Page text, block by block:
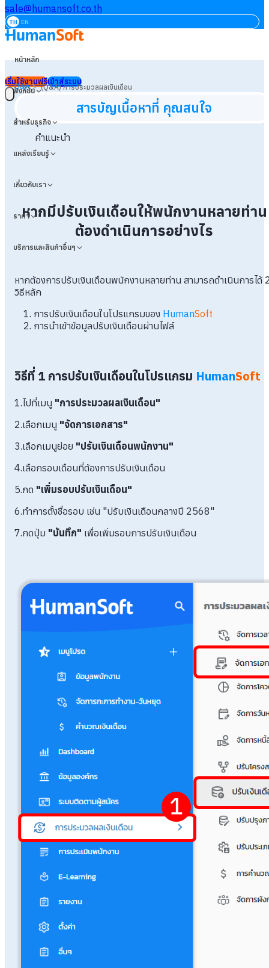
sale@humansoft.co.th
TH EN
หน้าหลัก
ฟังก์ชัน
สำหรับธุรกิจ
แหล่งเรียนรู้
เกี่ยวกับเรา
ราคา
บริการและสินค้าอื่นๆ
เริ่มใช้งานฟรีเข้าสู่ระบบ
Q&A>(Q&A) การประมวลผลเงินเดือน
สารบัญเนื้อหาที่ คุณสนใจ
คำแนะนำ
หากมีปรับเงินเดือนให้พนักงานหลายท่าน
ต้องดำเนินการอย่างไร
หากต้องการปรับเงินเดือนพนักงานหลายท่าน สามารถดำเนินการได้
วิธีหลัก
การปรับเงินเดือนในโปรแกรมของ HumanSoft
การนำเข้าข้อมูลปรับเงินเดือนผ่านไฟล์
วิธีที่ 1 การปรับเงินเดือนในโปรแกรม HumanSoft
1.ไปที่เมนู "การประมวลผลเงินเดือน"
2.เลือกเมนู "จัดการเอกสาร"
3.เลือกเมนูย่อย "ปรับเงินเดือนพนักงาน"
4.เลือกรอบเดือนที่ต้องการปรับเงินเดือน
5.กด "เพิ่มรอบปรับเงินเดือน"
6.ทำการตั้งชื่อรอบ เช่น "ปรับเงินเดือนกลางปี 2568"
7.กดปุ่ม "บันทึก" เพื่อเพิ่มรอบการปรับเงินเดือน